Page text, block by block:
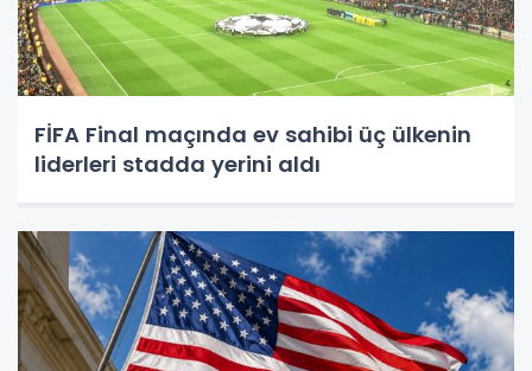
FİFA Final maçında ev sahibi üç ülkenin
liderleri stadda yerini aldı